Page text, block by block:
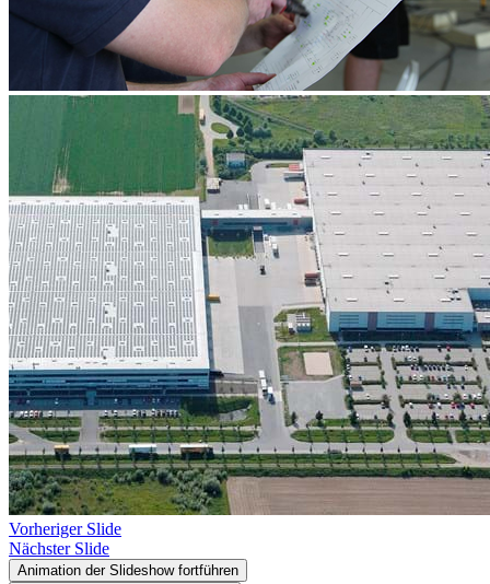
Vorheriger Slide
Nächster Slide
Animation der Slideshow fortführen